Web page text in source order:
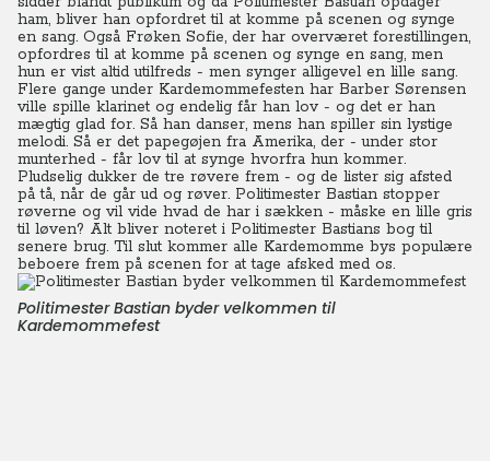
ham, bliver han opfordret til at komme på scenen og synge
en sang. Også Frøken Sofie, der har overværet forestillingen,
opfordres til at komme på scenen og synge en sang, men
hun er vist altid utilfreds - men synger alligevel en lille sang.
Flere gange under Kardemommefesten har Barber Sørensen
ville spille klarinet og endelig får han lov - og det er han
mægtig glad for. Så han danser, mens han spiller sin lystige
melodi. Så er det papegøjen fra Amerika, der - under stor
munterhed - får lov til at synge hvorfra hun kommer.
Pludselig dukker de tre røvere frem - og de lister sig afsted
på tå, når de går ud og røver. Politimester Bastian stopper
røverne og vil vide hvad de har i sækken - måske en lille gris
til løven? Alt bliver noteret i Politimester Bastians bog til
senere brug. Til slut kommer alle Kardemomme bys populære
beboere frem på scenen for at tage afsked med os.
Politimester Bastian byder velkommen til
Kardemommefest